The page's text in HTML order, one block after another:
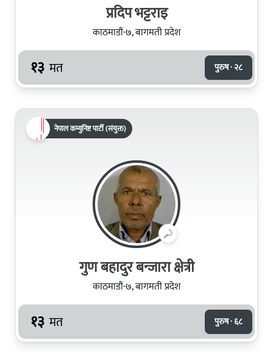
प्रदिप भट्टराइ
काठमाडौं-७, बागमती प्रदेश
१३ मत पुरुष · २८
नेपाल कम्युनिष्ट पार्टी (संयुक्त)
गुण बहादुर बन्जारा क्षेत्री
काठमाडौं-७, बागमती प्रदेश
१३ मत पुरुष · ६८